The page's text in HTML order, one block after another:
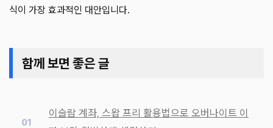
식이 가장 효과적인 대안입니다.
함께 보면 좋은 글
이슬람 계좌, 스왑 프리 활용법으로 오버나이트 이